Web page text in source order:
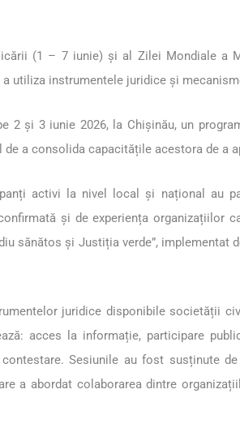
(1 – 7 iunie) și al Zilei Mondiale a
utiliza instrumentele juridice și
2 și 3 iunie 2026, la Chișinău, un
de a consolida capacitățile acestora de
activi la nivel local și național au
și de experiența organizațiilor
sănătos și Justiția verde”,
juridice disponibile societății
acces la informație, participare
Sesiunile au fost susținute
a abordat colaborarea dintre